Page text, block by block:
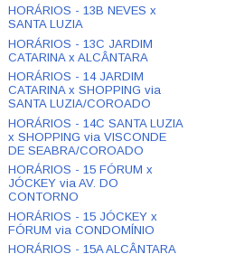
HORÁRIOS - 13B NEVES x
SANTA LUZIA
HORÁRIOS - 13C JARDIM
CATARINA x ALCÂNTARA
HORÁRIOS - 14 JARDIM
CATARINA x SHOPPING via
SANTA LUZIA/COROADO
HORÁRIOS - 14C SANTA LUZIA
x SHOPPING via VISCONDE
DE SEABRA/COROADO
HORÁRIOS - 15 FÓRUM x
JÓCKEY via AV. DO
CONTORNO
HORÁRIOS - 15 JÓCKEY x
FÓRUM via CONDOMÍNIO
HORÁRIOS - 15A ALCÂNTARA